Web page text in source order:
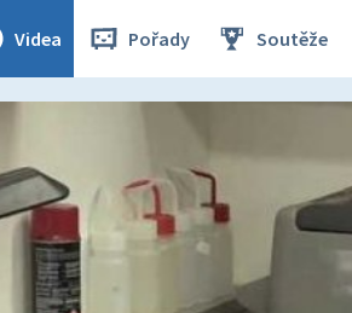
Videa Pořady Soutěže